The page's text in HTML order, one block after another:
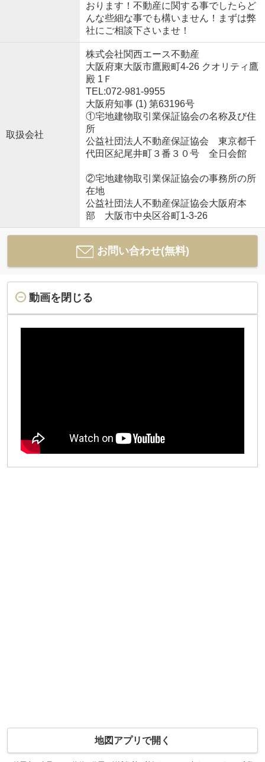
おります！不動産に関する事でしたらど
んな些細な事でも構いません！まずは弊
社にご相談下さいませ！
取扱会社
株式会社関西エース不動産
大阪府東大阪市鷹殿町4-26 クオリティ鷹
殿 1Ｆ
TEL:072-981-9955
大阪府知事 (1) 第63196号
①宅地建物取引業保証協会の名称及び住
所
公益社団法人不動産保証協会 東京都千
代田区紀尾井町３番３０号 全日会館
②宅地建物取引業保証協会の事務所の所
在地
公益社団法人不動産保証協会大阪府本
部 大阪市中央区谷町1-3-26
お問い合わせ(無料)
動画を閉じる
地図アプリで開く